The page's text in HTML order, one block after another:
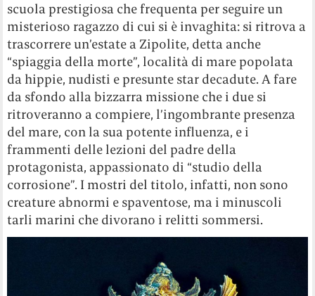
scuola prestigiosa che frequenta per seguire un
misterioso ragazzo di cui si è invaghita: si ritrova a
trascorrere un’estate a Zipolite, detta anche
“spiaggia della morte”, località di mare popolata
da hippie, nudisti e presunte star decadute. A fare
da sfondo alla bizzarra missione che i due si
ritroveranno a compiere, l’ingombrante presenza
del mare, con la sua potente influenza, e i
frammenti delle lezioni del padre della
protagonista, appassionato di “studio della
corrosione”. I mostri del titolo, infatti, non sono
creature abnormi e spaventose, ma i minuscoli
tarli marini che divorano i relitti sommersi.